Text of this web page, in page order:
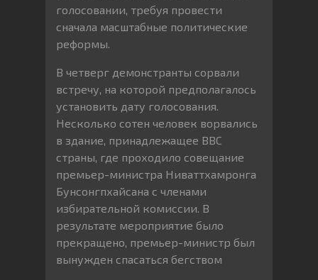
голосовании, требуя провести
сначала масштабные политические
реформы.
В четверг демонстранты сорвали
встречу, на которой предполагалось
установить дату голосования.
Несколько сотен человек ворвались
в здание, принадлежащее ВВС
страны, где проходило совещание
премьер-министра Ниваттхамронга
Бунсонгпхайсана с членами
избирательной комиссии. В
результате мероприятие было
прекращено, премьер-министр был
вынужден спасаться бегством